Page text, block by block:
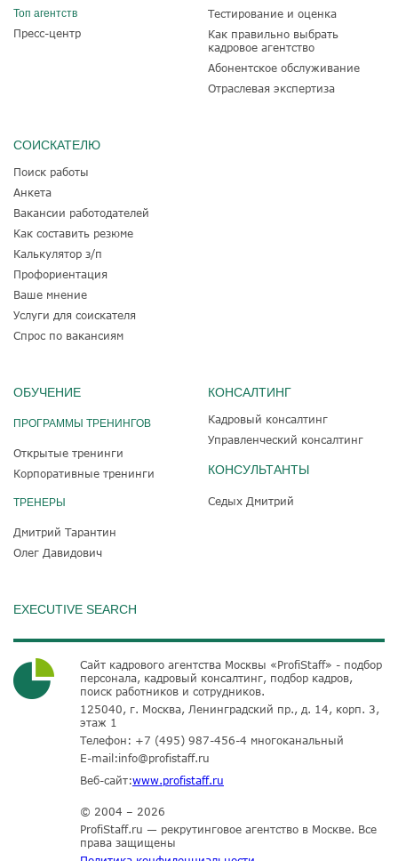
Топ агентств
Пресс-центр
Тестирование и оценка
Как правильно выбрать
кадровое агентство
Абонентское обслуживание
Отраслевая экспертиза
СОИСКАТЕЛЮ
Поиск работы
Анкета
Вакансии работодателей
Как составить резюме
Калькулятор з/п
Профориентация
Ваше мнение
Услуги для соискателя
Спрос по вакансиям
ОБУЧЕНИЕ
ПРОГРАММЫ ТРЕНИНГОВ
Открытые тренинги
Корпоративные тренинги
ТРЕНЕРЫ
Дмитрий Тарантин
Олег Давидович
КОНСАЛТИНГ
Кадровый консалтинг
Управленческий консалтинг
КОНСУЛЬТАНТЫ
Седых Дмитрий
EXECUTIVE SEARCH
Сайт кадрового агентства Москвы «ProfiStaff» - подбор
персонала, кадровый консалтинг, подбор кадров,
поиск работников и сотрудников.
125040, г. Москва, Ленинградский пр., д. 14, корп. 3,
этаж 1
Телефон: +7 (495) 987-456-4 многоканальный
E-mail:info@profistaff.ru
Веб-сайт:www.profistaff.ru
© 2004 – 2026
ProfiStaff.ru — рекрутинговое агентство в Москве. Все
права защищены